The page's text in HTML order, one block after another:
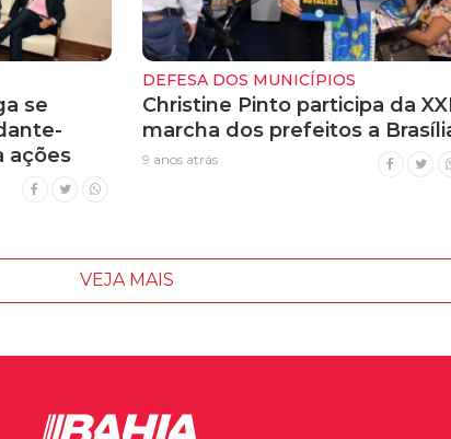
se
ações
DEFESA DOS MUNICÍPIOS
Christine Pinto participa da
marcha dos prefeitos a
9 anos atrás
VEJA MAIS